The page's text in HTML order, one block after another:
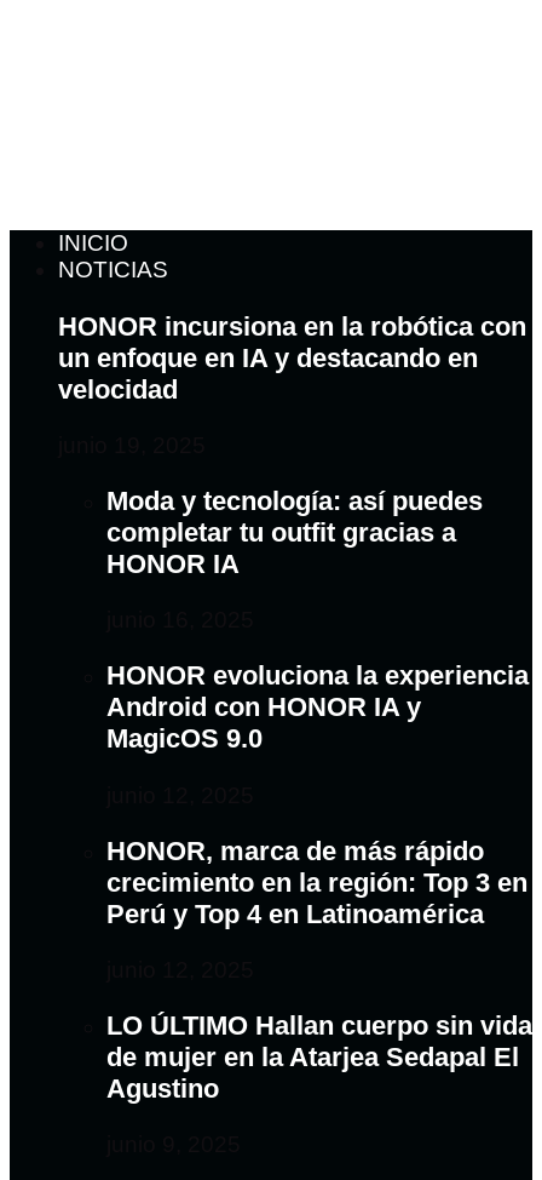
INICIO
NOTICIAS
HONOR incursiona en la robótica con
un enfoque en IA y destacando en
velocidad
Moda y tecnología: así puedes
completar tu outfit gracias a
HONOR IA
HONOR evoluciona la experiencia
Android con HONOR IA y
MagicOS 9.0
HONOR, marca de más rápido
crecimiento en la región: Top 3 en
Perú y Top 4 en Latinoamérica
LO ÚLTIMO Hallan cuerpo sin vida
de mujer en la Atarjea Sedapal El
Agustino